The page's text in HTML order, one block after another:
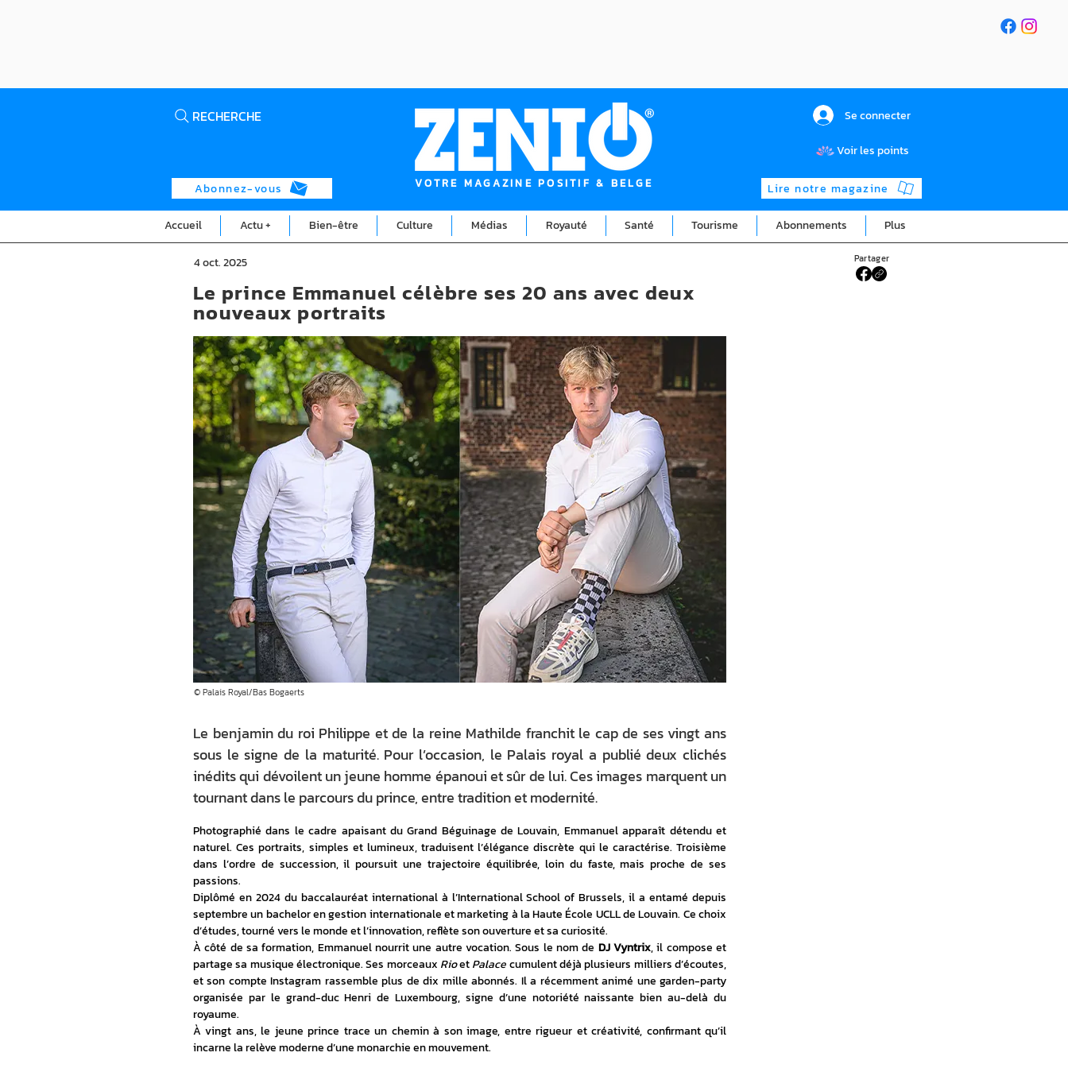
RECHERCHE
Abonnez-vous VOTRE MAGAZINE POSITIF & BELGE
Se connecter
Voir les points
Lire notre magazine
Accueil Actu + Bien-être Culture Médias Royauté Santé Tourisme Abonnements Plus
4 oct. 2025 Partager
© Palais Royal/Bas Bogaerts
Le benjamin du roi Philippe et de la reine Mathilde franchit le cap de ses vingt ans
sous le signe de la maturité. Pour l’occasion, le Palais royal a publié deux clichés
inédits qui dévoilent un jeune homme épanoui et sûr de lui. Ces images marquent un
tournant dans le parcours du prince, entre tradition et modernité.
Photographié dans le cadre apaisant du Grand Béguinage de Louvain, Emmanuel apparaît détendu et
naturel. Ces portraits, simples et lumineux, traduisent l’élégance discrète qui le caractérise. Troisième
dans l’ordre de succession, il poursuit une trajectoire équilibrée, loin du faste, mais proche de ses
passions.
Diplômé en 2024 du baccalauréat international à l’International School of Brussels, il a entamé depuis
septembre un bachelor en gestion internationale et marketing à la Haute École UCLL de Louvain. Ce choix
d’études, tourné vers le monde et l’innovation, reflète son ouverture et sa curiosité.
À côté de sa formation, Emmanuel nourrit une autre vocation. Sous le nom de DJ Vyntrix, il compose et
partage sa musique électronique. Ses morceaux Rio et Palace cumulent déjà plusieurs milliers d’écoutes,
et son compte Instagram rassemble plus de dix mille abonnés. Il a récemment animé une garden-party
organisée par le grand-duc Henri de Luxembourg, signe d’une notoriété naissante bien au-delà du
royaume.
À vingt ans, le jeune prince trace un chemin à son image, entre rigueur et créativité, confirmant qu’il
incarne la relève moderne d’une monarchie en mouvement.
Le prince Emmanuel célèbre ses 20 ans avec deux
nouveaux portraits